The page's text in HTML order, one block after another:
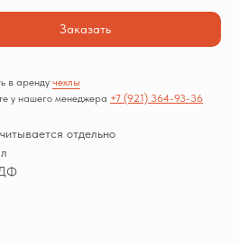
Заказать
в аренду чехлы
у нашего менеджера +7 (921) 364-93-36
отдельно